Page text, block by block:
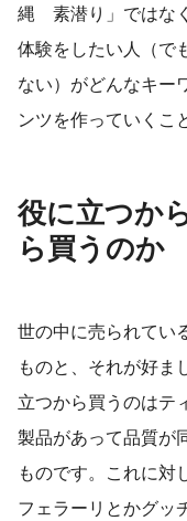
縄 素潜り」ではな
体験をしたい人（で
ない）がどんなキー
ンツを作っていくこ
役に立つか
ら買うのか
世の中に売られてい
ものと、それが好ま
立つから買うのはテ
製品があって品質が
ものです。これに対
フェラーリとかグッ